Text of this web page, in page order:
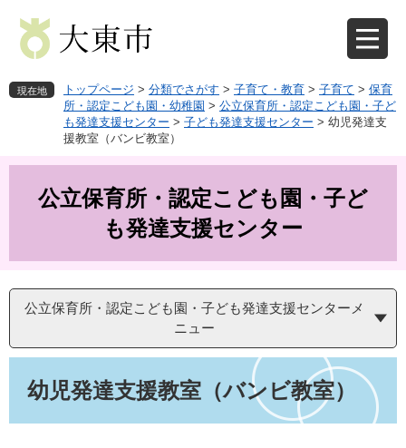
先
を 現在地 トップページ > 分類でさがす > 子育て・教育 > 子育て > 保育
所・認定こども園・幼稚園 > 公立保育所・認定こども園・子ど
も発達支援センター > 子ども発達支援センター > 幼児発達支
援教室（バンビ教室）
公立保育所・認定こども園・子ど
も発達支援センター
公立保育所・認定こども園・子ども発達支援センターメ
ニュー
幼児発達支援教室（バンビ教室）